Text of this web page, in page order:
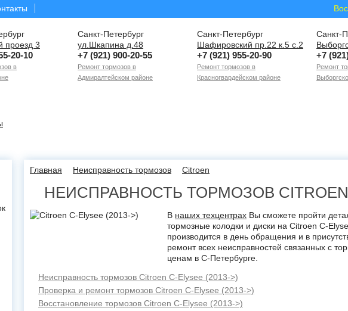
проезд 3
20-10
в
Санкт-Петербург
ул.Шкапина д.48
+7 (921) 900-20-55
Ремонт тормозов в
Адмиралтейском районе
Санкт-Петербург
Шафировский пр.22 к.5 с.2
+7 (921) 955-20-90
Ремонт тормозов в
Красногвардейском районе
Санкт-
+7
Ремонт
Главная Неисправность тормозов Citroen
НЕИСПРАВНОСТЬ ТОРМОЗОВ CITROEN
В наших техцентрах Вы сможете пройти
тормозные колодки и диски на Citroen C-
производится в день обращения и в
ремонт всех неисправностей связанных с
ценам в С-Петербурге.
Неисправность тормозов Citroen C-Elysee (2013->)
Проверка и ремонт тормозов Citroen C-Elysee (2013->)
Восстановление тормозов Citroen C-Elysee (2013->)